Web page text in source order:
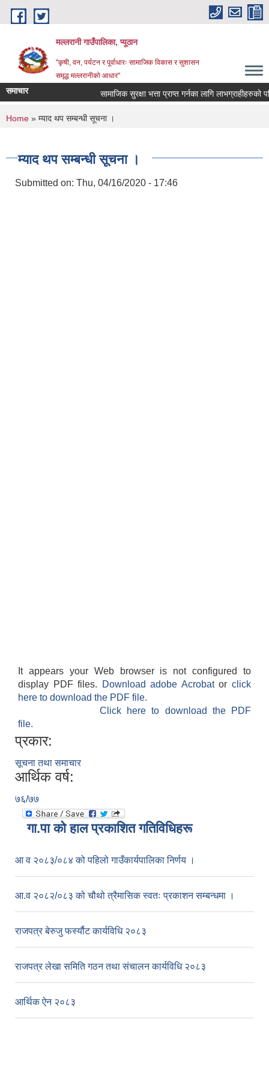
Skip to main content
मल्लरानी गाउँपालिका, प्यूठान
"कृषी, वन, पर्यटन र पूर्वाधारः सामाजिक विकास र सुशासन
समृद्ध मल्लरानीको आधार"
समाचार सामाजिक सुरक्षा भत्ता प्राप्त गर्नका लागि लाभग्राहीहरुको
You are here
Home » म्याद थप सम्बन्धी सूचना ।
म्याद थप सम्बन्धी सूचना ।
Submitted on: Thu, 04/16/2020 - 17:46
It appears your Web browser is not configured to
display PDF files.
Download adobe Acrobatorclick
here to download the PDF file.
Click here to download the PDF
file.
प्रकार:
सूचना तथा समाचार
आर्थिक वर्ष:
७६/७७
गा.पा काे हाल प्रकाशित गतिविधिहरू
आ व २०८३/०८४ को पहिलो गाउँकार्यपालिका निर्णय ।
आ.व २०८२/०८३ को चौथो त्रैमासिक स्वतः प्रकाशन सम्बन्धमा ।
राजपत्र बेरुजु फर्स्यौट कार्यविधि २०८३
राजपत्र लेखा समिति गठन तथा संचालन कार्यविधि २०८३
आर्थिक ऐन २०८३